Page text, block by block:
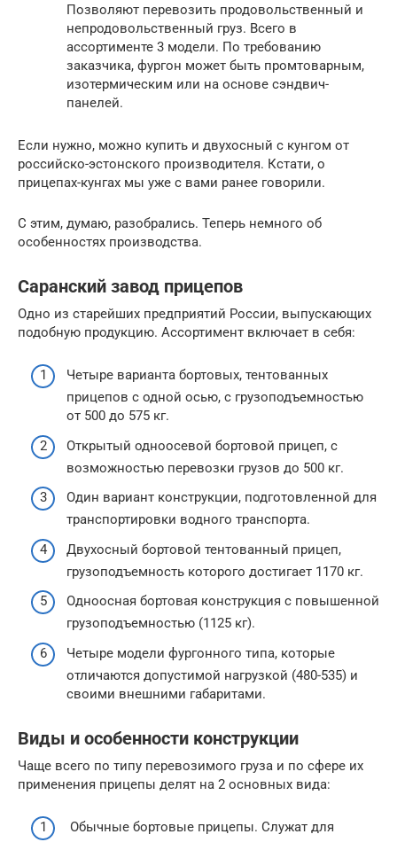
Позволяют перевозить продовольственный и
непродовольственный груз. Всего в
ассортименте 3 модели. По требованию
заказчика, фургон может быть промтоварным,
изотермическим или на основе сэндвич-
панелей.
Если нужно, можно купить и двухосный с кунгом от
российско-эстонского производителя. Кстати, о
прицепах-кунгах мы уже с вами ранее говорили.
С этим, думаю, разобрались. Теперь немного об
особенностях производства.
Саранский завод прицепов
Одно из старейших предприятий России, выпускающих
подобную продукцию. Ассортимент включает в себя:
Четыре варианта бортовых, тентованных
прицепов с одной осью, с грузоподъемностью
от 500 до 575 кг.
Открытый одноосевой бортовой прицеп, с
возможностью перевозки грузов до 500 кг.
Один вариант конструкции, подготовленной для
транспортировки водного транспорта.
Двухосный бортовой тентованный прицеп,
грузоподъемность которого достигает 1170 кг.
Одноосная бортовая конструкция с повышенной
грузоподъемностью (1125 кг).
Четыре модели фургонного типа, которые
отличаются допустимой нагрузкой (480-535) и
своими внешними габаритами.
Виды и особенности конструкции
Чаще всего по типу перевозимого груза и по сфере их
применения прицепы делят на 2 основных вида:
Обычные бортовые прицепы. Служат для